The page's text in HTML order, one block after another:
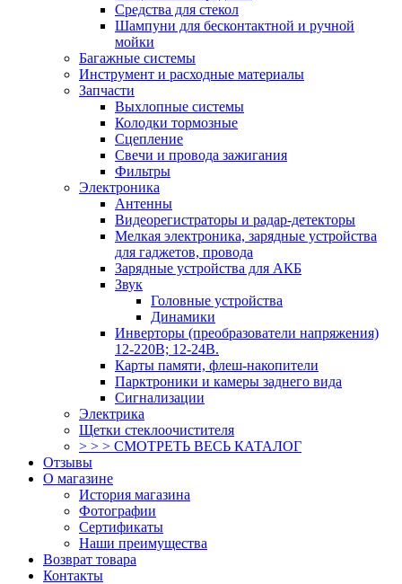
Средства для стекол
Шампуни для бесконтактной и ручной
мойки
Багажные системы
Инструмент и расходные материалы
Запчасти
Выхлопные системы
Колодки тормозные
Сцепление
Свечи и провода зажигания
Фильтры
Электроника
Антенны
Видеорегистраторы и радар-детекторы
Мелкая электроника, зарядные устройства
для гаджетов, провода
Зарядные устройства для АКБ
Звук
Головные устройства
Динамики
Инверторы (преобразователи напряжения)
12-220В; 12-24В.
Карты памяти, флеш-накопители
Парктроники и камеры заднего вида
Сигнализации
Электрика
Щетки стеклоочистителя
> > > СМОТРЕТЬ ВЕСЬ КАТАЛОГ
Отзывы
О магазине
История магазина
Фотографии
Сертификаты
Наши преимущества
Возврат товара
Контакты